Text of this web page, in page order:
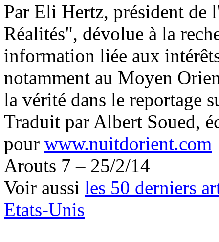
Par Eli Hertz, président de
Réalités", dévolue à la
information liée aux
notamment au Moyen
la vérité dans le reportage
Traduit par Albert Soued,
pour www.nuitdorient.com
Arouts 7 – 25/2/14
Voir aussi les 50 derniers
Etats-Unis